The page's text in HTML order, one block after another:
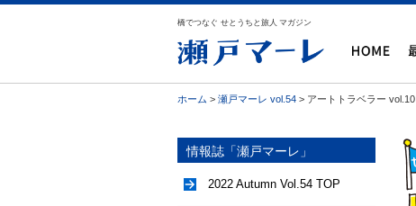
橋でつなぐ せとうちと旅人 マガジン
ホーム > 瀬戸マーレ vol.54 > アートトラベラー vol.10
情報誌「瀬戸マーレ」
2022 Autumn Vol.54 TOP